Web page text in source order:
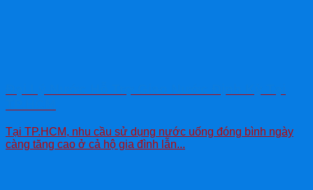
Tại TP.HCM, nhu cầu sử dụng nước uống đóng bình ngày
càng tăng cao ở cả hộ gia đình lẫn...